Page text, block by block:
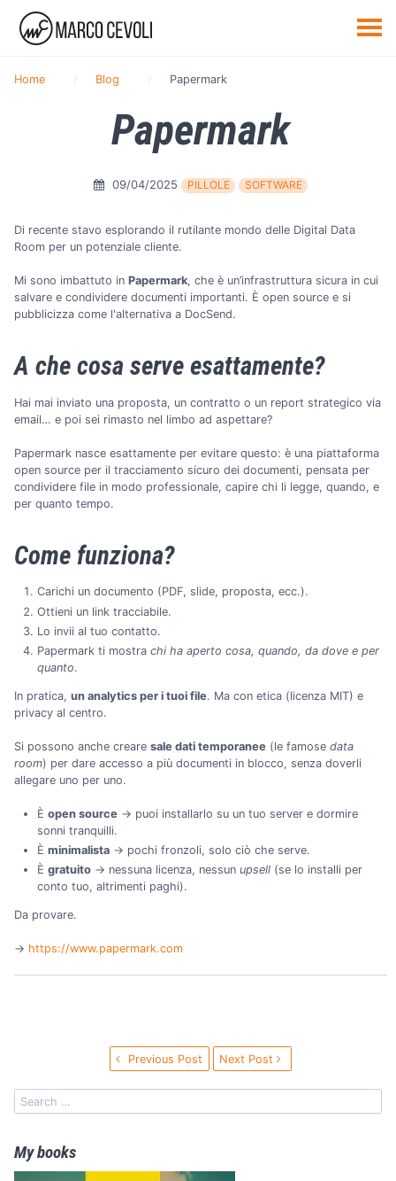
Home Blog Papermark
Papermark
09/04/2025 PILLOLE SOFTWARE
Di recente stavo esplorando il rutilante mondo delle Digital Data
Room per un potenziale cliente.
Mi sono imbattuto in Papermark, che è un’infrastruttura sicura in cui
salvare e condividere documenti importanti. È open source e si
pubblicizza come l'alternativa a DocSend.
A che cosa serve esattamente?
Hai mai inviato una proposta, un contratto o un report strategico via
email… e poi sei rimasto nel limbo ad aspettare?
Papermark nasce esattamente per evitare questo: è una piattaforma
open source per il tracciamento sicuro dei documenti, pensata per
condividere file in modo professionale, capire chi li legge, quando, e
per quanto tempo.
Come funziona?
Carichi un documento (PDF, slide, proposta, ecc.).
Ottieni un link tracciabile.
Lo invii al tuo contatto.
Papermark ti mostra chi ha aperto cosa, quando, da dove e per
quanto.
In pratica, un analytics per i tuoi file. Ma con etica (licenza MIT) e
privacy al centro.
Si possono anche creare sale dati temporanee (le famose data
room) per dare accesso a più documenti in blocco, senza doverli
allegare uno per uno.
È open source→ puoi installarlo su un tuo server e dormire
sonni tranquilli.
È minimalista→ pochi fronzoli, solo ciò che serve.
È gratuito→ nessuna licenza, nessun upsell(se lo installi per
conto tuo, altrimenti paghi).
Da provare.
→️ https://www.papermark.com
Previous Post Next Post
My books